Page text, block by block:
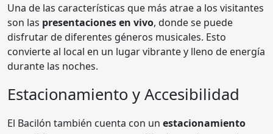
Una de las características que más atrae a los visitantes
son las presentaciones en vivo, donde se puede
disfrutar de diferentes géneros musicales. Esto
convierte al local en un lugar vibrante y lleno de energía
durante las noches.
Estacionamiento y Accesibilidad
El Bacilón también cuenta con un estacionamiento